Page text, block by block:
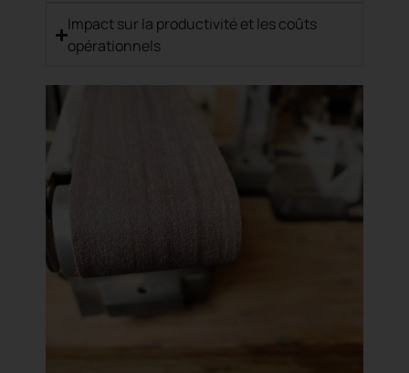
Impact sur la productivité et les coûts
opérationnels